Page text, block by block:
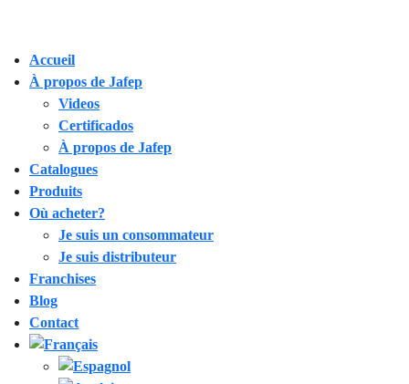
Accueil
À propos de Jafep
Videos
Certificados
À propos de Jafep
Catalogues
Produits
Où acheter?
Je suis un consommateur
Je suis distributeur
Franchises
Blog
Contact